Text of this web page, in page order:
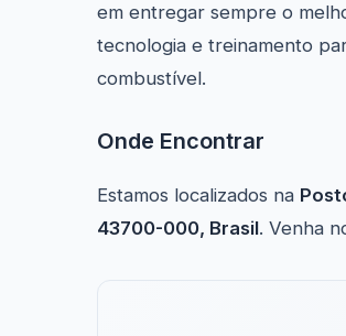
em entregar sempre o
tecnologia e treinamento
combustível.
Onde Encontrar
Estamos localizados na
43700-000, Brasil. Venha